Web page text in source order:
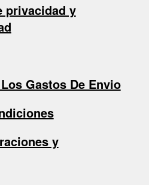
privacidad y
Gastos De Envio
y